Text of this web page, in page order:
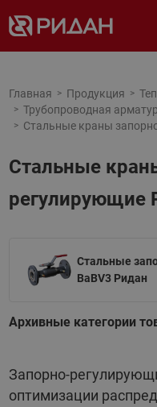
Главная Продукция
Трубопроводная
Стальные краны
Стальные
регулирующие
Стальные
BaBV3 Ридан
Архивные категории
Запорно-
оптимизации